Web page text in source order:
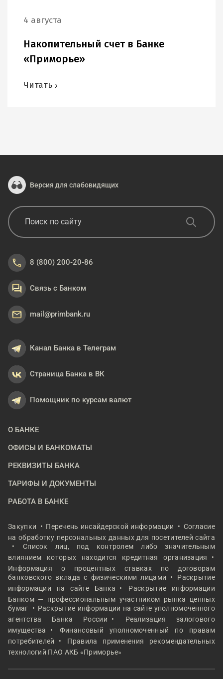
4 августа
Накопительный счет в Банке
«Приморье»
Читать
Версия для слабовидящих
8 (800) 200-20-86
Связь с Банком
mail@primbank.ru
Канал Банка в Телеграм
Страница Банка в ВК
Помощник по курсам валют
О БАНКЕ
ОФИСЫ И БАНКОМАТЫ
РЕКВИЗИТЫ БАНКА
ТАРИФЫ И ДОКУМЕНТЫ
РАБОТА В БАНКЕ
Закупки Перечень инсайдерской информации
Согласие
на обработку персональных данных для посетителей сайта
Список лиц, под контролем либо значительным
влиянием которых находится кредитная организация
Информация о процентных ставках по договорам
банковского вклада с физическими лицами
Раскрытие
информации на сайте Банка
Раскрытие информации
Банком — профессиональным участником рынка ценных
бумаг
Раскрытие информации на сайте уполномоченного
агентства Банка России
Реализация залогового
имущества
Финансовый уполномоченный по правам
потребителей
Правила применения рекомендательных
технологий ПАО АКБ «Приморье»